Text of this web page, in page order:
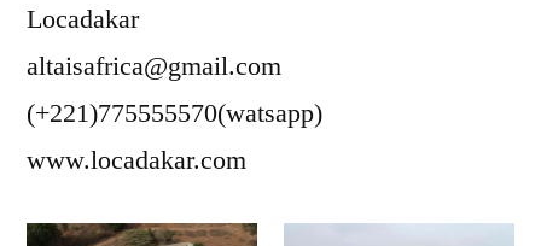
Locadakar
altaisafrica@gmail.com
(+221)775555570(watsapp)
www.locadakar.com